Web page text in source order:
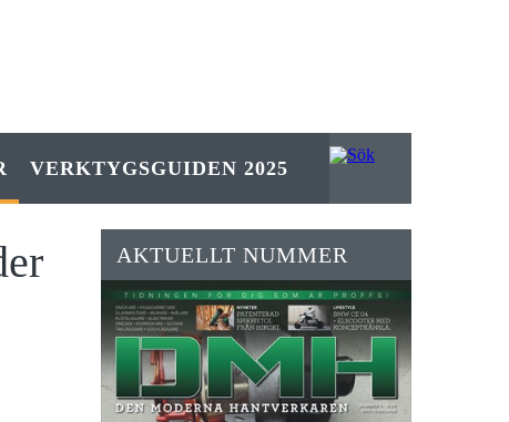
VERKTYGSGUIDEN 2025
AKTUELLT NUMMER